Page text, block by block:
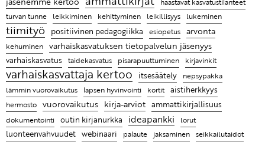
Kehuhippa varhaiskasvatukseen
Hyvän ryhmän tunnusmerkkejä varhaiskasvatuksessa
Lapsen kasvua ja hyvinvointia ajateltaessa keskiössä
on lapsi itse
KYYTI 2022 on Suomen innostavin korona-ajan
opetusalan tapahtuma
Pysähdy ihastelemaan arjen pieniä mukavia hetkiä
Haastava tilanne saattaa olla kaikkein tärkein tilanne
luoda turvallista ja hyvää suhdetta lapseen
Lista artikkeleista vanhoilta sivuiltamme
Ammattikirjat ovat auttaneet oivaltamaan, kuinka
tärkeää tunnetaitojen opettaminen on lapsille
Elina Rostin mielestä on tärkeä nähdä jokaisessa
lapsessa ja aikuisessa vahvuuksia
Ammattikirjojen lukeminen on pieni pysähdys oman
työn äärelle
Entä jos lapsen hyvän kasvun juuret ovat tiimissäsi?
turvan tunne leikkiminen kehittyminen leikillisyys lukeminen
tiimityö positiivinen pedagogiikka esiopetus arvonta
kehuminen varhaiskasvatuksen tietopalvelun jäsenyys
varhaiskasvatus taidekasvatus pisarapuuttuminen kirjavinkit
varhaiskasvattaja kertoo itsesäätely
nepsypakka
lämmin vuorovaikutus
lapsen hyvinvointi kortit aistiherkkyys
hermosto vuorovaikutus kirja-arviot ammattikirjallisuus
dokumentointi outin kirjanurkka ideapankki lorut
luonteenvahvuudet webinaari palaute jaksaminen seikkailutaidot